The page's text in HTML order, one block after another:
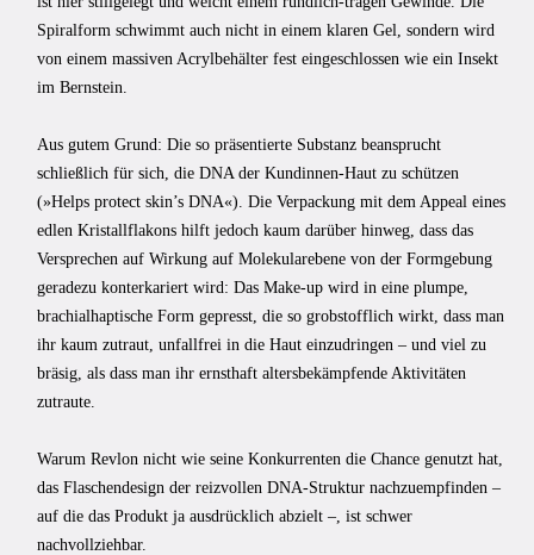
Spiralform schwimmt auch nicht in einem klaren Gel, sondern wird
von einem massiven Acrylbehälter fest eingeschlossen wie ein Insekt
im Bernstein.
Aus gutem Grund: Die so präsentierte Substanz beansprucht
schließlich für sich, die DNA der Kundinnen-Haut zu schützen
(»Helps protect skin’s DNA«). Die Verpackung mit dem Appeal eines
edlen Kristallflakons hilft jedoch kaum darüber hinweg, dass das
Versprechen auf Wirkung auf Molekularebene von der Formgebung
geradezu konterkariert wird: Das Make-up wird in eine plumpe,
brachialhaptische Form gepresst, die so grobstofflich wirkt, dass man
ihr kaum zutraut, unfallfrei in die Haut einzudringen – und viel zu
bräsig, als dass man ihr ernsthaft altersbekämpfende Aktivitäten
zutraute.
Warum Revlon nicht wie seine Konkurrenten die Chance genutzt hat,
das Flaschendesign der reizvollen DNA-Struktur nachzuempfinden –
auf die das Produkt ja ausdrücklich abzielt –, ist schwer
nachvollziehbar.